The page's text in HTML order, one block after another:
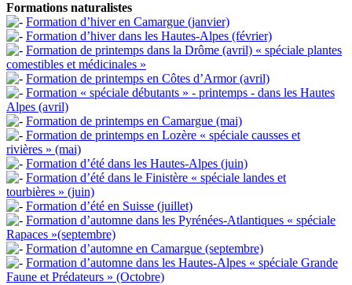
Formations naturalistes
Formation d’hiver en Camargue (janvier)
Formation d’hiver dans les Hautes-Alpes (février)
Formation de printemps dans la Drôme (avril) « spéciale plantes
comestibles et médicinales »
Formation de printemps en Côtes d’Armor (avril)
Formation « spéciale débutants » - printemps - dans les Hautes
Alpes (avril)
Formation de printemps en Camargue (mai)
Formation de printemps en Lozère « spéciale causses et
rivières » (mai)
Formation d’été dans les Hautes-Alpes (juin)
Formation d’été dans le Finistère « spéciale landes et
tourbières » (juin)
Formation d’été en Suisse (juillet)
Formation d’automne dans les Pyrénées-Atlantiques « spéciale
Rapaces »(septembre)
Formation d’automne en Camargue (septembre)
Formation d’automne dans les Hautes-Alpes « spéciale Grande
Faune et Prédateurs » (Octobre)